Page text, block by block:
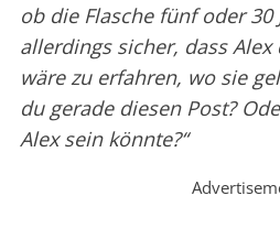
ob die Flasche fünf oder
allerdings sicher, dass
wäre zu erfahren, wo sie
du gerade diesen Post?
Alex sein könnte?“